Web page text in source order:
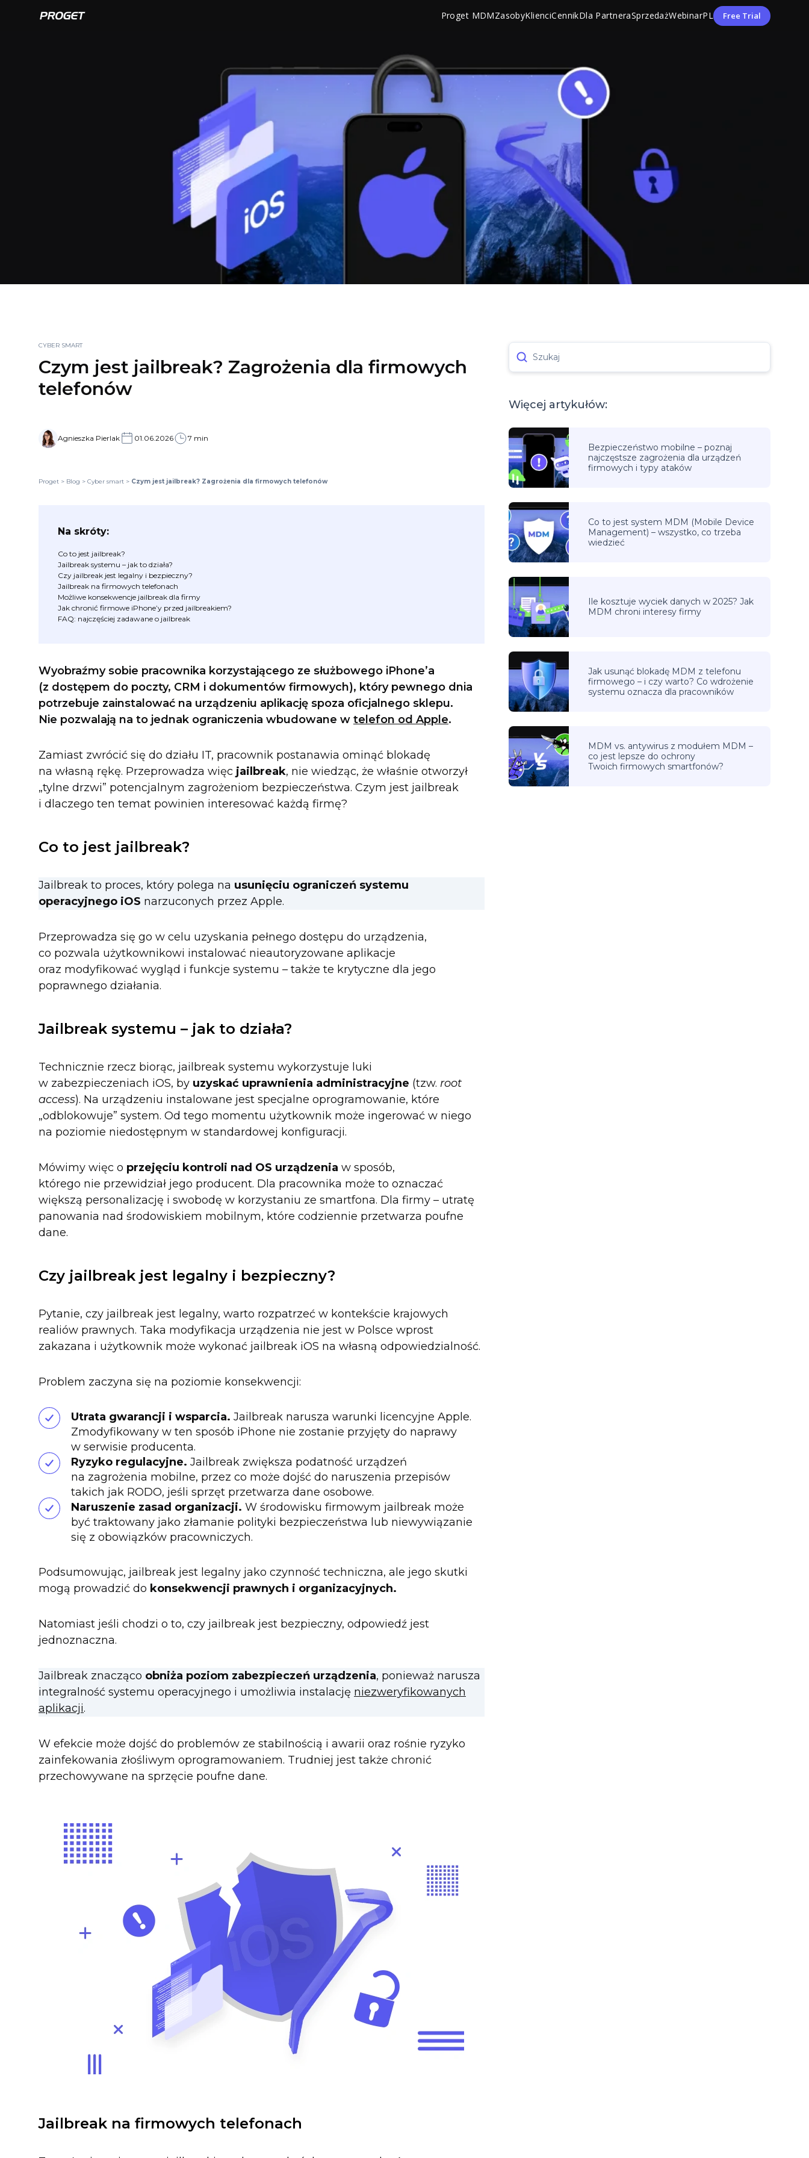
Proget MDMZasobyKlienciCennikDla PartneraSprzedażWebinarPL Free Trial
CYBER SMART
Czym jest jailbreak? Zagrożenia dla firmowych
telefonów
Agnieszka Pierlak 01.06.2026 7 min
Proget > Blog > Cyber smart > Czym jest jailbreak? Zagrożenia dla firmowych telefonów
Na skróty:
Co to jest jailbreak?
Jailbreak systemu – jak to działa?
Czy jailbreak jest legalny i bezpieczny?
Jailbreak na firmowych telefonach
Możliwe konsekwencje jailbreak dla firmy
Jak chronić firmowe iPhone’y przed jailbreakiem?
FAQ: najczęściej zadawane o jailbreak
Wyobraźmy sobie pracownika korzystającego ze służbowego iPhone’a
(z dostępem do poczty, CRM i dokumentów firmowych), który pewnego dnia
potrzebuje zainstalować na urządzeniu aplikację spoza oficjalnego sklepu.
Nie pozwalają na to jednak ograniczenia wbudowane w telefon od Apple.
Zamiast zwrócić się do działu IT, pracownik postanawia ominąć blokadę
na własną rękę. Przeprowadza więc jailbreak, nie wiedząc, że właśnie otworzył
„tylne drzwi” potencjalnym zagrożeniom bezpieczeństwa. Czym jest jailbreak
i dlaczego ten temat powinien interesować każdą firmę?
Co to jest jailbreak?
Jailbreak to proces, który polega na usunięciu ograniczeń systemu
operacyjnego iOS narzuconych przez Apple.
Przeprowadza się go w celu uzyskania pełnego dostępu do urządzenia,
co pozwala użytkownikowi instalować nieautoryzowane aplikacje
oraz modyfikować wygląd i funkcje systemu – także te krytyczne dla jego
poprawnego działania.
Jailbreak systemu – jak to działa?
Technicznie rzecz biorąc, jailbreak systemu wykorzystuje luki
w zabezpieczeniach iOS, by uzyskać uprawnienia administracyjne (tzw. root
access). Na urządzeniu instalowane jest specjalne oprogramowanie, które
„odblokowuje” system. Od tego momentu użytkownik może ingerować w niego
na poziomie niedostępnym w standardowej konfiguracji.
Mówimy więc o przejęciu kontroli nad OS urządzenia w sposób,
którego nie przewidział jego producent. Dla pracownika może to oznaczać
większą personalizację i swobodę w korzystaniu ze smartfona. Dla firmy – utratę
panowania nad środowiskiem mobilnym, które codziennie przetwarza poufne
dane.
Czy jailbreak jest legalny i bezpieczny?
Pytanie, czy jailbreak jest legalny, warto rozpatrzeć w kontekście krajowych
realiów prawnych. Taka modyfikacja urządzenia nie jest w Polsce wprost
zakazana i użytkownik może wykonać jailbreak iOS na własną odpowiedzialność.
Problem zaczyna się na poziomie konsekwencji:
Utrata gwarancji i wsparcia. Jailbreak narusza warunki licencyjne Apple.
Zmodyfikowany w ten sposób iPhone nie zostanie przyjęty do naprawy
w serwisie producenta.
Ryzyko regulacyjne. Jailbreak zwiększa podatność urządzeń
na zagrożenia mobilne, przez co może dojść do naruszenia przepisów
takich jak RODO, jeśli sprzęt przetwarza dane osobowe.
Naruszenie zasad organizacji. W środowisku firmowym jailbreak może
być traktowany jako złamanie polityki bezpieczeństwa lub niewywiązanie
się z obowiązków pracowniczych.
Podsumowując, jailbreak jest legalny jako czynność techniczna, ale jego skutki
mogą prowadzić do konsekwencji prawnych i organizacyjnych.
Natomiast jeśli chodzi o to, czy jailbreak jest bezpieczny, odpowiedź jest
jednoznaczna.
Jailbreak znacząco obniża poziom zabezpieczeń urządzenia, ponieważ narusza
integralność systemu operacyjnego i umożliwia instalację niezweryfikowanych
aplikacji.
W efekcie może dojść do problemów ze stabilnością i awarii oraz rośnie ryzyko
zainfekowania złośliwym oprogramowaniem. Trudniej jest także chronić
przechowywane na sprzęcie poufne dane.
Jailbreak na firmowych telefonach
Szukaj
Więcej artykułów:
Bezpieczeństwo mobilne – poznaj
najczęstsze zagrożenia dla urządzeń
firmowych i typy ataków
Co to jest system MDM (Mobile Device
Management) – wszystko, co trzeba
wiedzieć
Ile kosztuje wyciek danych w 2025? Jak
MDM chroni interesy firmy
Jak usunąć blokadę MDM z telefonu
firmowego – i czy warto? Co wdrożenie
systemu oznacza dla pracowników
MDM vs. antywirus z modułem MDM –
co jest lepsze do ochrony
Twoich firmowych smartfonów?